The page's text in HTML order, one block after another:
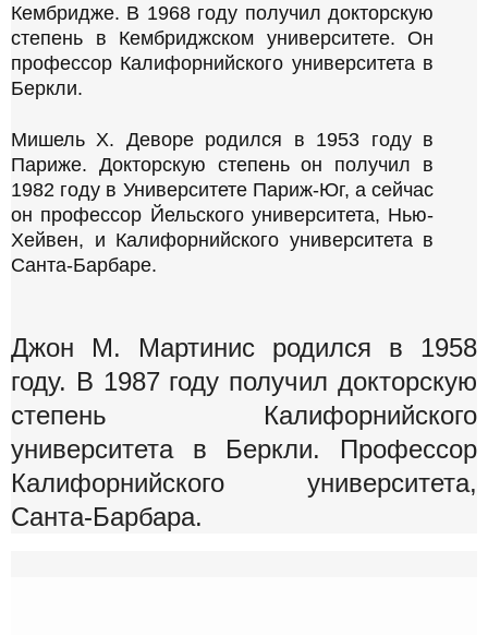
Кембридже. В 1968 году получил докторскую
степень в Кембриджском университете. Он
профессор Калифорнийского университета в
Беркли.
Мишель Х. Деворе родился в 1953 году в
Париже. Докторскую степень он получил в
1982 году в Университете Париж-Юг, а сейчас
он профессор Йельского университета, Нью-
Хейвен, и Калифорнийского университета в
Санта-Барбаре.
Джон М. Мартинис родился в 1958
году. В 1987 году получил докторскую
степень Калифорнийского
университета в Беркли. Профессор
Калифорнийского университета,
Санта-Барбара.